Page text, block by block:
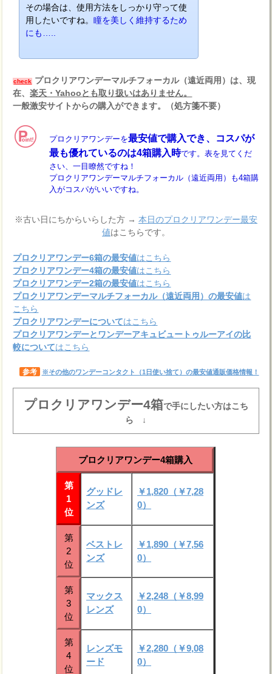
その場合は、使用方法をしっかり守って使
用したいですね。瞳を美しく維持するため
にも…..
check
プロクリアワンデーマルチフォーカル（遠近両用）は、現
在、楽天・Yahooとも取り扱いはありません。
一般激安サイトからの購入ができます。（処方箋不要）
プロクリアワンデーを最安値で購入でき、コスパが
最も優れているのは4箱購入時です。表を見てくだ
さい、一目瞭然ですね！
プロクリアワンデーマルチフォーカル（遠近両用）も4箱購
入がコスパがいいですね。
※古い日にちからいらした方 → 本日のプロクリアワンデー最安
値はこちらです。
プロクリアワンデー6箱の最安値はこちら
プロクリアワンデー4箱の最安値はこちら
プロクリアワンデー2箱の最安値はこちら
プロクリアワンデーマルチフォーカル（遠近両用）の最安値は
こちら
プロクリアワンデーについてはこちら
プロクリアワンデーとワンデーアキュビュートゥルーアイの比
較についてはこちら
参考 ※その他のワンデーコンタクト（1日使い捨て）の最安値通販価格情報！
プロクリアワンデー4箱で手にしたい方はこち
ら ↓
プロクリアワンデー4箱購入
第
1
位
グッドレ
ンズ
￥1,820（￥7,28
0）
第
2
位
ベストレ
ンズ
￥1,890（￥7,56
0）
第
3
位
マックス
レンズ
￥2,248（￥8,99
0）
第
4
位
レンズモ
ード
￥2,280（￥9,08
0）